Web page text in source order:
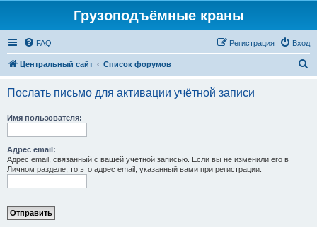
Грузоподъёмные краны
FAQ Вход
Регистрация
Центральный сайт Список форумов
Послать письмо для активации учётной записи
Имя пользователя:
Адрес email:
Адрес email, связанный с вашей учётной записью. Если вы не изменили его в
Личном разделе, то это адрес email, указанный вами при регистрации.